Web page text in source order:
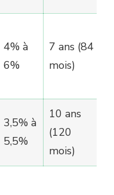
4% à
6%
7 ans (84
mois)
3,5% à
5,5%
10 ans
(120
mois)